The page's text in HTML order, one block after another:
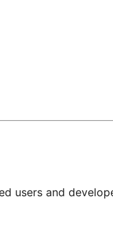
users and